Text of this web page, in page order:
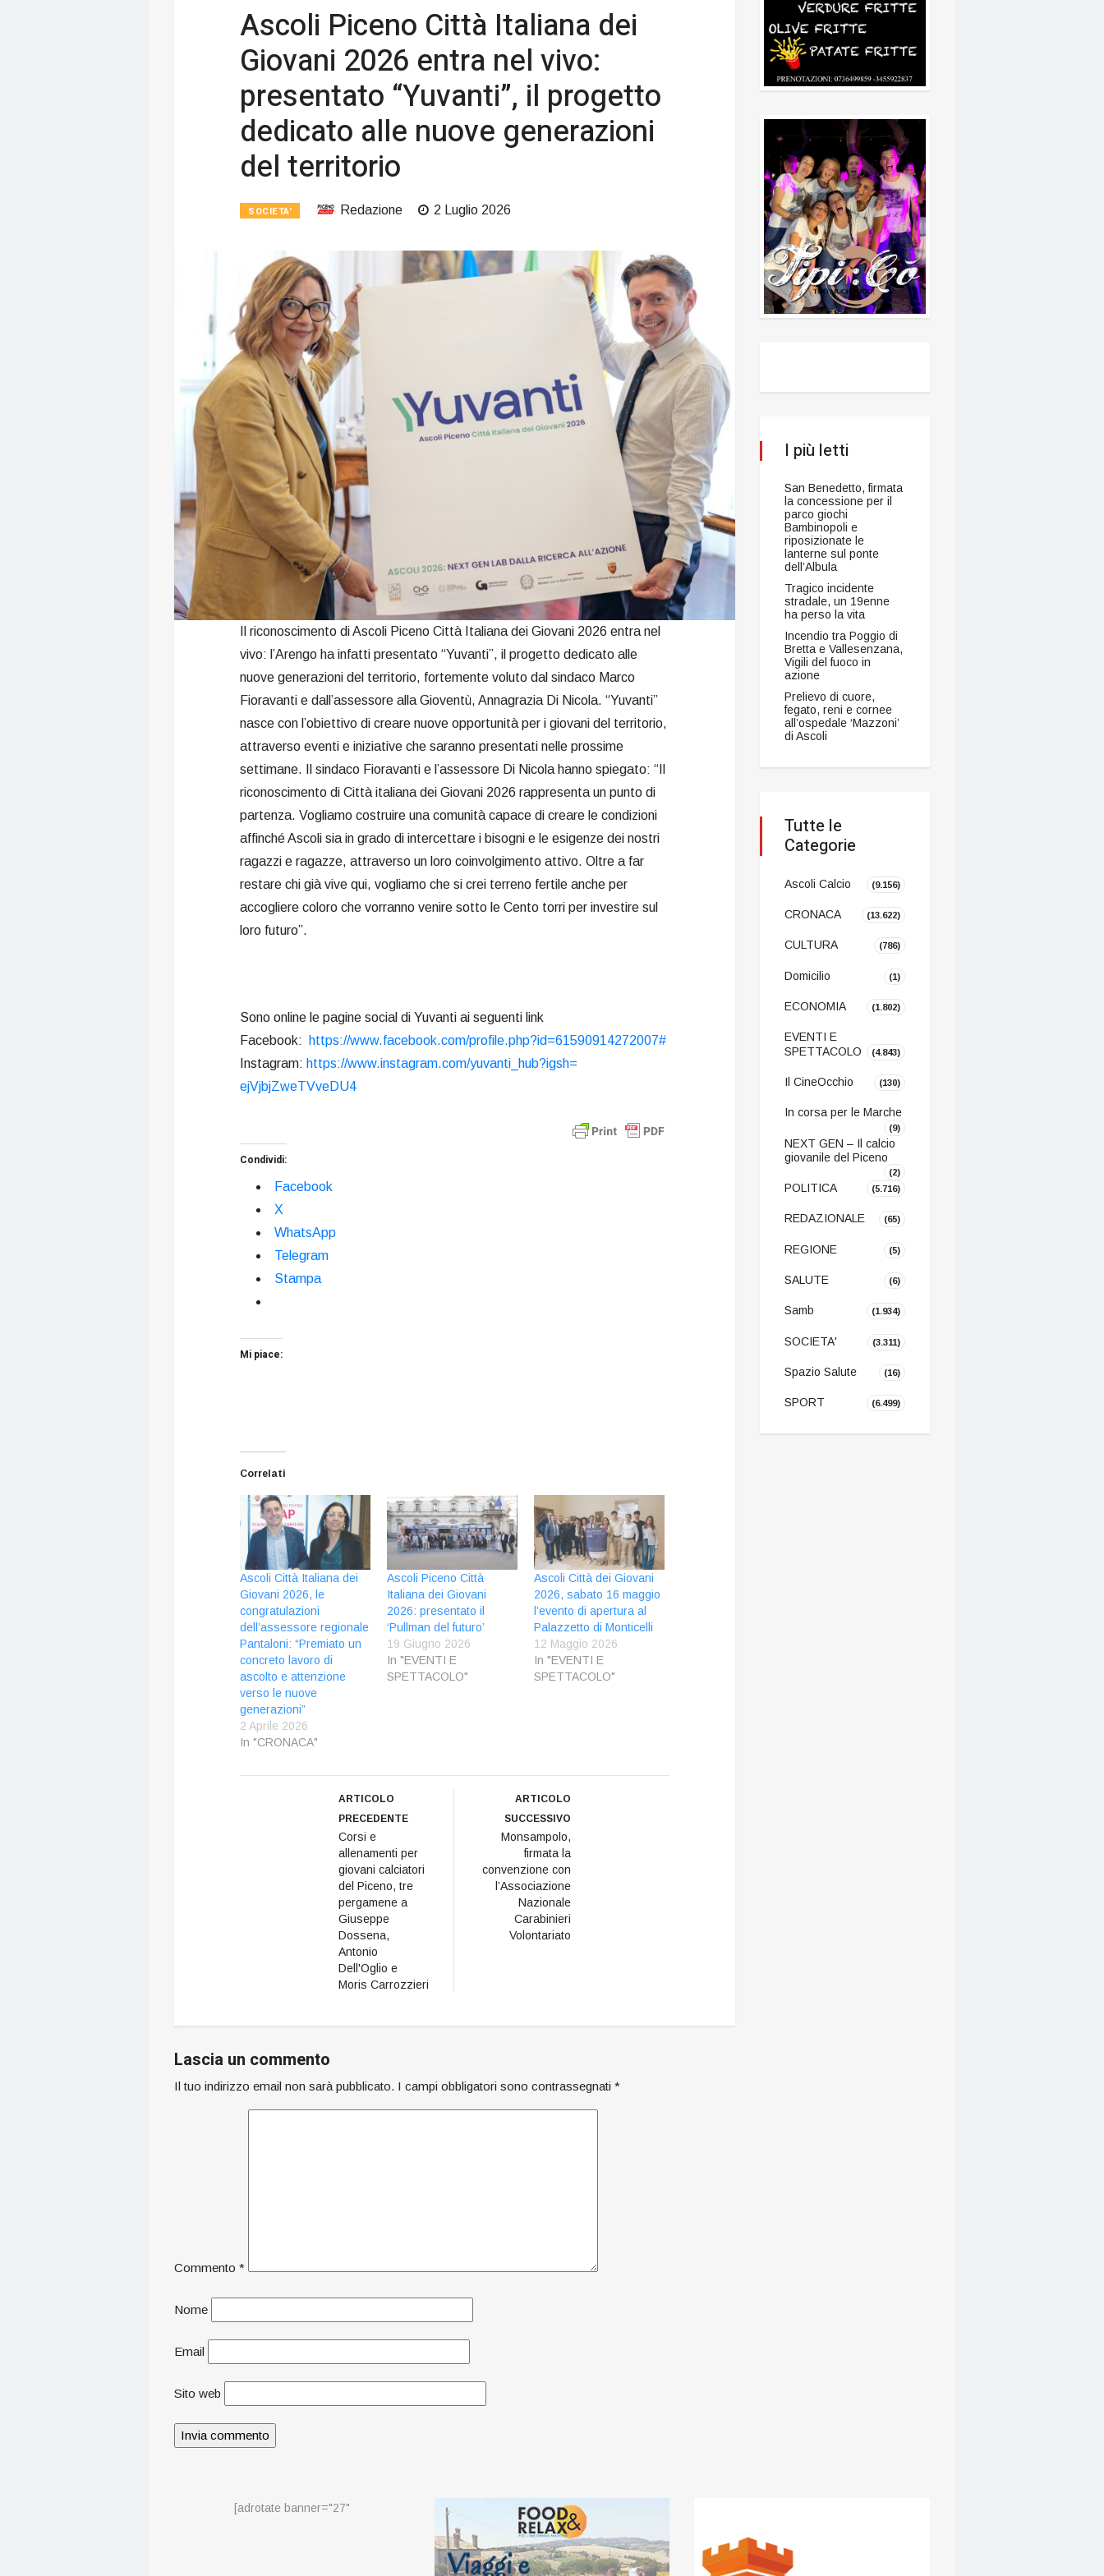
Ascoli Piceno Città Italiana dei
Giovani 2026 entra nel vivo:
presentato “Yuvanti”, il progetto
dedicato alle nuove generazioni
del territorio
SOCIETA' Redazione 2 Luglio 2026
Il riconoscimento di Ascoli Piceno Città Italiana dei Giovani 2026 entra nel
vivo: l’Arengo ha infatti presentato “Yuvanti”, il progetto dedicato alle
nuove generazioni del territorio, fortemente voluto dal sindaco Marco
Fioravanti e dall’assessore alla Gioventù, Annagrazia Di Nicola. “Yuvanti”
nasce con l’obiettivo di creare nuove opportunità per i giovani del territorio,
attraverso eventi e iniziative che saranno presentati nelle prossime
settimane. Il sindaco Fioravanti e l’assessore Di Nicola hanno spiegato: “Il
riconoscimento di Città italiana dei Giovani 2026 rappresenta un punto di
partenza. Vogliamo costruire una comunità capace di creare le condizioni
affinché Ascoli sia in grado di intercettare i bisogni e le esigenze dei nostri
ragazzi e ragazze, attraverso un loro coinvolgimento attivo. Oltre a far
restare chi già vive qui, vogliamo che si crei terreno fertile anche per
accogliere coloro che vorranno venire sotto le Cento torri per investire sul
loro futuro”.
Sono online le pagine social di Yuvanti ai seguenti link
Facebook:
https://www.facebook.com/profile.php?id=61590914272007#
Instagram: https://www.instagram.com/yuvanti_hub?igsh=
ejVjbjZweTVveDU4
Condividi:
Facebook
X
WhatsApp
Telegram
Stampa
Mi piace:
Correlati
Ascoli Città Italiana dei
Giovani 2026, le
congratulazioni
dell’assessore regionale
Pantaloni: “Premiato un
concreto lavoro di
ascolto e attenzione
verso le nuove
generazioni”
2 Aprile 2026
In "CRONACA"
Ascoli Piceno Città
Italiana dei Giovani
2026: presentato il
‘Pullman del futuro’
19 Giugno 2026
In "EVENTI E
SPETTACOLO"
Ascoli Città dei Giovani
2026, sabato 16 maggio
l’evento di apertura al
Palazzetto di Monticelli
12 Maggio 2026
In "EVENTI E
SPETTACOLO"
ARTICOLO
PRECEDENTE
Corsi e
allenamenti per
giovani calciatori
del Piceno, tre
pergamene a
Giuseppe
Dossena,
Antonio
Dell'Oglio e
Moris Carrozzieri
ARTICOLO
SUCCESSIVO
Monsampolo,
firmata la
convenzione con
l’Associazione
Nazionale
Carabinieri
Volontariato
Lascia un commento
Il tuo indirizzo email non sarà pubblicato. I campi obbligatori sono contrassegnati *
Commento *
Nome
Email
Sito web
I più letti
San Benedetto, firmata
la concessione per il
parco giochi
Bambinopoli e
riposizionate le
lanterne sul ponte
dell’Albula
Tragico incidente
stradale, un 19enne
ha perso la vita
Incendio tra Poggio di
Bretta e Vallesenzana,
Vigili del fuoco in
azione
Prelievo di cuore,
fegato, reni e cornee
all’ospedale ‘Mazzoni’
di Ascoli
Tutte le
Categorie
Ascoli Calcio (9.156)
CRONACA (13.622)
CULTURA (786)
Domicilio (1)
ECONOMIA (1.802)
EVENTI E
SPETTACOLO
(4.843)
Il CineOcchio (130)
In corsa per le Marche
(9)
NEXT GEN – Il calcio
giovanile del Piceno
(2)
POLITICA (5.716)
REDAZIONALE (65)
REGIONE (5)
SALUTE (6)
Samb (1.934)
SOCIETA' (3.311)
Spazio Salute (16)
SPORT (6.499)
[adrotate banner="27"